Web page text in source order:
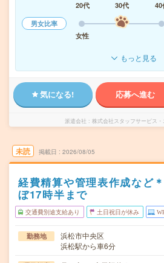
20代
30代 40
男女比率
女性
もっと見る
気になる! 応募へ進む
派遣会社 株式会社スタッフサービス
未読 掲載日 2026/08/05
経費精算や管理表作成など
ぼ17時半まで
交通費別途支給あり 土日祝日が休み
勤務地
浜松市中央区
浜松駅から車6分